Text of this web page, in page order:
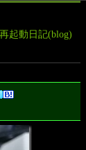
起動日記(blog)